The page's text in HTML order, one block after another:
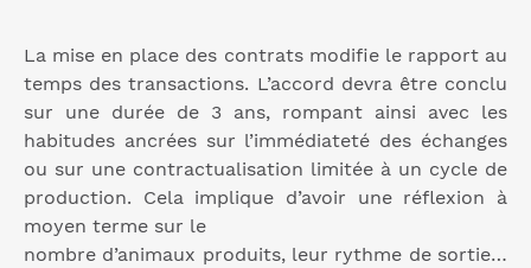
La mise en place des contrats modifie le rapport au
temps des transactions. L’accord devra être conclu
sur une durée de 3 ans, rompant ainsi avec les
habitudes ancrées sur l’immédiateté des échanges
ou sur une contractualisation limitée à un cycle de
production. Cela implique d’avoir une réflexion à
moyen terme sur le
nombre d’animaux produits, leur rythme de sortie…